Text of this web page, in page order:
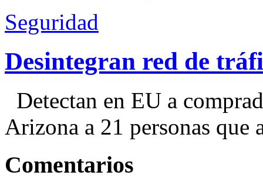
Seguridad
Desintegran red de
Detectan en EU a
Arizona a 21 personas que
Comentarios